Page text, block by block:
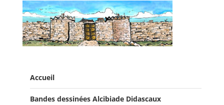
c
e
b
o
k
er
e
st
ai
l
C
h
at
t ta
g
er
Accueil
Bandes dessinées Alcibiade Didascaux